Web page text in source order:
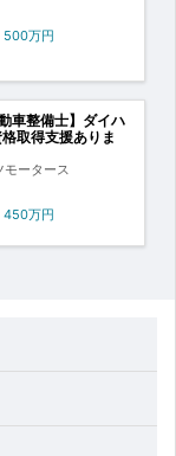
500万円
車整備士】ダイハ
取得支援ありま
ータース
450万円